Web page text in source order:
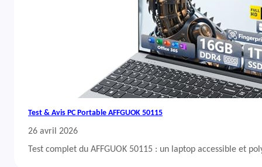
Test & Avis PC Portable AFFGUOK 50115
26 avril 2026
Test complet du AFFGUOK 50115 : un laptop accessible